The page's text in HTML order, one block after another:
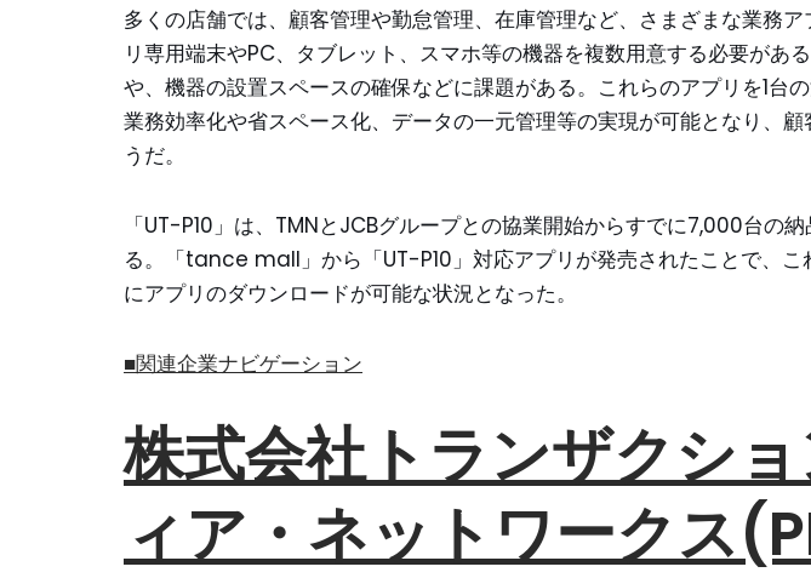
多くの店舗では、顧客管理や勤怠管理、在庫管理など、さまざまな業務
リ専用端末やPC、タブレット、スマホ等の機器を複数用意する必要があ
や、機器の設置スペースの確保などに課題がある。これらのアプリを1台
業務効率化や省スペース化、データの一元管理等の実現が可能となり、
うだ。
「UT-P10」は、TMNとJCBグループとの協業開始からすでに7,000台の
る。「tance mall」から「UT-P10」対応アプリが発売されたことで、こ
にアプリのダウンロードが可能な状況となった。
■関連企業ナビゲーション
株式会社トランザクシ
ィア・ネットワークス